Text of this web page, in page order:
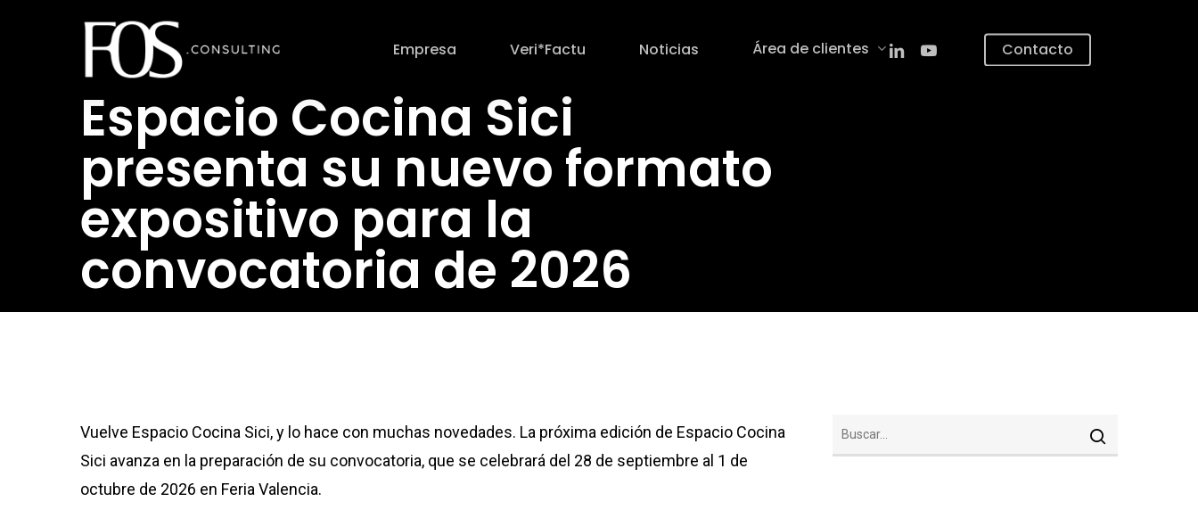
Empresa Veri*Factu Noticias Área de clientes linkedinyoutube Contacto
Espacio Cocina Sici
presenta su nuevo formato
expositivo para la
convocatoria de 2026
Revistahosteleria.com
Vuelve Espacio Cocina Sici, y lo hace con muchas novedades. La próxima edición de Espacio Cocina
Sici avanza en la preparación de su convocatoria, que se celebrará del 28 de septiembre al 1 de
octubre de 2026 en Feria Valencia.